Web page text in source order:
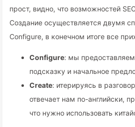
прост, видно, что возможностей
Создание осуществляется двумя
Configure, в конечном итоге все
Configure: мы предоставляем
подсказку и начальное
Create: итерируясь в
отвечает нам по-английски,
что нужно использовать